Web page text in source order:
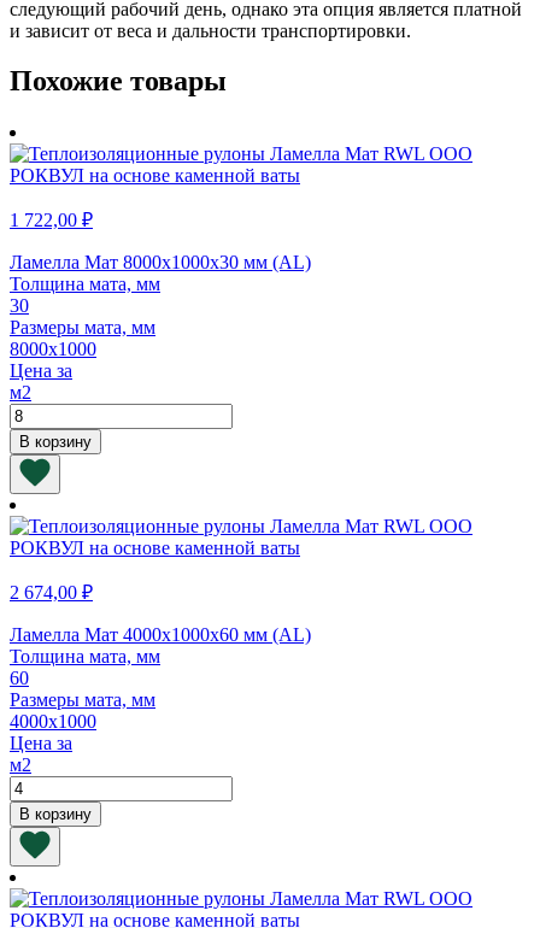
следующий рабочий день, однако эта опция является платной
и зависит от веса и дальности транспортировки.
Похожие товары
1 722,00 ₽
Ламелла Мат 8000х1000х30 мм (AL)
Толщина мата, мм
30
Размеры мата, мм
8000х1000
Цена за
м2
Количество
товара
Ламелла
Мат
8000х1000х30
мм
(AL)
В корзину
2 674,00 ₽
Ламелла Мат 4000х1000х60 мм (AL)
Толщина мата, мм
60
Размеры мата, мм
4000х1000
Цена за
м2
Количество
товара
Ламелла
Мат
4000х1000х60
мм
(AL)
В корзину